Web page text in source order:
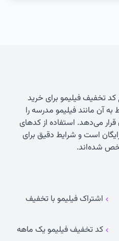
کد تخفیف فیلیمو برای خرید
آن مانند فیلیمو مدرسه را
قرار می‌دهد. استفاده از کدهای
است و شرایط دقیق برای
شده‌اند.
اشتراک فیلیمو با تخفیف
کد تخفیف فیلیمو یک ماهه